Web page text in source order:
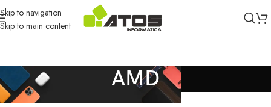
Skip to navigation
Skip to main content
AMD
Início/ AMD